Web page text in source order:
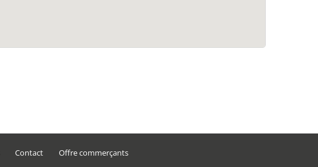
Contact Offre commerçants